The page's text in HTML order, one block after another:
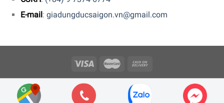
E-mail: giadungducsaigon.vn@gmail.com
Copyright 2026 © Công ty Cổ phần Minh Housewares - ĐKKD số
0109512447